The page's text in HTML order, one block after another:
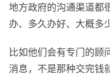
地方政府的沟通渠道都
办、多久办好、大概多
比如他们会有专门的顾
消息，不是那种交完钱